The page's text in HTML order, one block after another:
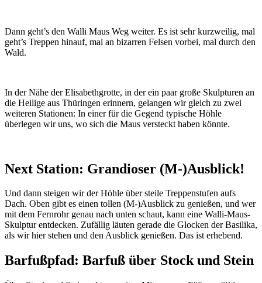
Dann geht’s den Walli Maus Weg weiter. Es ist sehr kurzweilig, mal
geht’s Treppen hinauf, mal an bizarren Felsen vorbei, mal durch den
Wald.
In der Nähe der Elisabethgrotte, in der ein paar große Skulpturen an
die Heilige aus Thüringen erinnern, gelangen wir gleich zu zwei
weiteren Stationen: In einer für die Gegend typische Höhle
überlegen wir uns, wo sich die Maus versteckt haben könnte.
Next Station: Grandioser (M-)Ausblick!
Und dann steigen wir der Höhle über steile Treppenstufen aufs
Dach. Oben gibt es einen tollen (M-)Ausblick zu genießen, und wer
mit dem Fernrohr genau nach unten schaut, kann eine Walli-Maus-
Skulptur entdecken. Zufällig läuten gerade die Glocken der Basilika,
als wir hier stehen und den Ausblick genießen. Das ist erhebend.
Barfußpfad: Barfuß über Stock und Stein